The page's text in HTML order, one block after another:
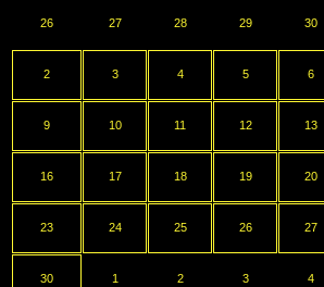
26 27 28 29 30
2 3 4 5 6
9 10 11 12 13
16 17 18 19 20
23 24 25 26 27
30 1 2 3 4